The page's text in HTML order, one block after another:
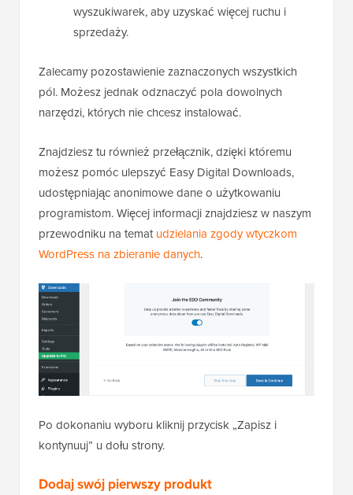
wyszukiwarek, aby uzyskać więcej ruchu i
sprzedaży.
Zalecamy pozostawienie zaznaczonych wszystkich
pól. Możesz jednak odznaczyć pola dowolnych
narzędzi, których nie chcesz instalować.
Znajdziesz tu również przełącznik, dzięki któremu
możesz pomóc ulepszyć Easy Digital Downloads,
udostępniając anonimowe dane o użytkowaniu
programistom. Więcej informacji znajdziesz w naszym
przewodniku na tematudzielania zgody wtyczkom
WordPress na zbieranie danych.
Po dokonaniu wyboru kliknij przycisk „Zapisz i
kontynuuj” u dołu strony.
Dodaj swój pierwszy produkt